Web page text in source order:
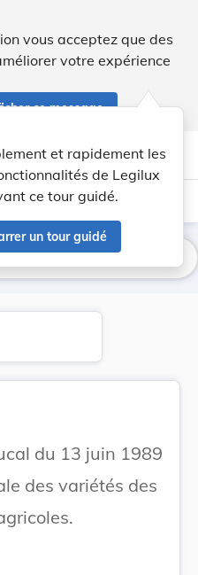
vous acceptez que des
votre expérience
ce message
help Aide
et rapidement les
de Legilux
ce tour guidé.
un tour guidé
light_mode dark_mode
du 13 juin 1989
des variétés des